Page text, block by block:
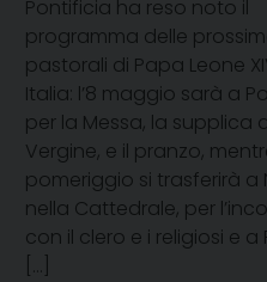
Pontificia ha reso noto il
programma delle
pastorali di Papa Leone
Italia: l’8 maggio sarà a
per la Messa, la supplica
Vergine, e il pranzo,
pomeriggio si trasferirà a
nella Cattedrale, per
con il clero e i religiosi e a
[…]